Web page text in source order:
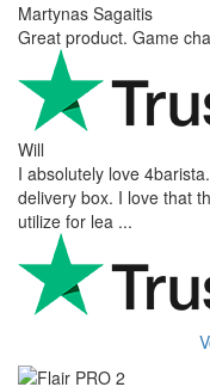
Martynas Sagaitis
Great product. Game
Will
I absolutely love
delivery box. I love that
utilize for lea ...